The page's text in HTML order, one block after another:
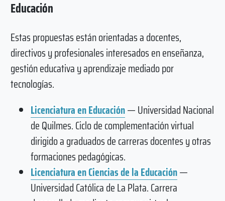
Educación
Estas propuestas están orientadas a docentes,
directivos y profesionales interesados en enseñanza,
gestión educativa y aprendizaje mediado por
tecnologías.
Licenciatura en Educación— Universidad Nacional
de Quilmes. Ciclo de complementación virtual
dirigido a graduados de carreras docentes y otras
formaciones pedagógicas.
Licenciatura en Ciencias de la Educación—
Universidad Católica de La Plata. Carrera